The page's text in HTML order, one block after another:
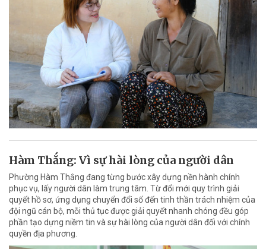
Hàm Thắng: Vì sự hài lòng của người dân
Phường Hàm Thắng đang từng bước xây dựng nền hành chính
phục vụ, lấy người dân làm trung tâm. Từ đổi mới quy trình giải
quyết hồ sơ, ứng dụng chuyển đổi số đến tinh thần trách nhiệm của
đội ngũ cán bộ, mỗi thủ tục được giải quyết nhanh chóng đều góp
phần tạo dựng niềm tin và sự hài lòng của người dân đối với chính
quyền địa phương.